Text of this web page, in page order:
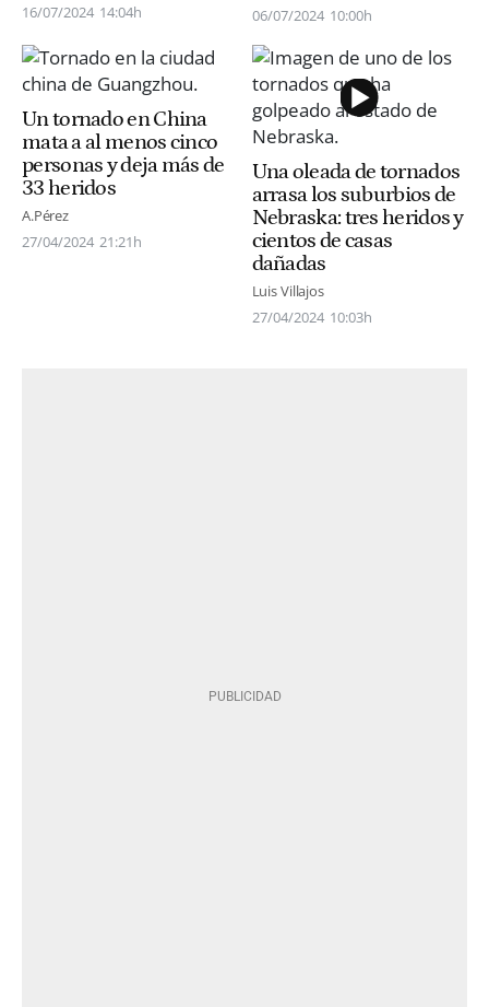
16/07/2024 14:04h
06/07/2024 10:00h
Un tornado en China
mata a al menos cinco
personas y deja más de
33 heridos
A.Pérez
27/04/2024 21:21h
Una oleada de tornados
arrasa los suburbios de
Nebraska: tres heridos y
cientos de casas
dañadas
Luis Villajos
27/04/2024 10:03h